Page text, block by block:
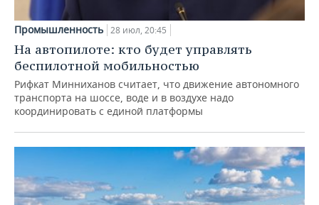
Промышленность 28 июл, 20:45
На автопилоте: кто будет управлять
беспилотной мобильностью
Рифкат Минниханов считает, что движение автономного
транспорта на шоссе, воде и в воздухе надо
координировать с единой платформы